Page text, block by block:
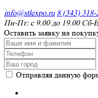
info@stlexpo.ru 8 (343) 318-
Пн-Пт: с 9.00 до 19.00 Сб-
Оставить заявку на
Отправляя данную